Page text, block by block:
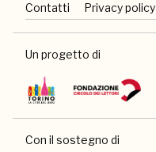
Contatti Privacy policy
Un progetto di
Con il sostegno di